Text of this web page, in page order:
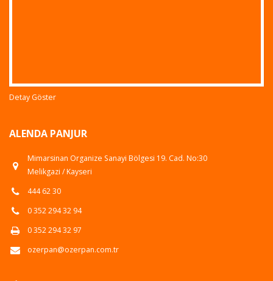
Detay Göster
ALENDA PANJUR
Mimarsinan Organize Sanayi Bölgesi 19. Cad. No:30
Melikgazi / Kayseri
444 62 30
0 352 294 32 94
0 352 294 32 97
ozerpan@ozerpan.com.tr